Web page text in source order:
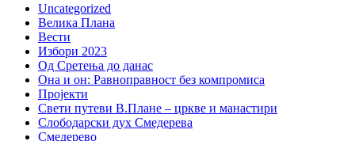
Uncategorized
Велика Плана
Вести
Избори 2023
Од Сретења до данас
Она и он: Равноправност без компромиса
Пројекти
Свети путеви В.Плане – цркве и манастири
Слободарски дух Смедерева
Смедерево